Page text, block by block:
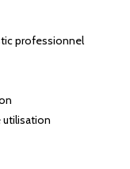
professionnel
utilisation